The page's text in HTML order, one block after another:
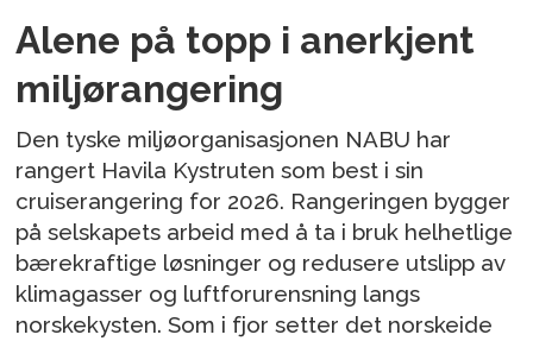
Alene på topp i anerkjent
miljørangering
Den tyske miljøorganisasjonen NABU har
rangert Havila Kystruten som best i sin
cruiserangering for 2026. Rangeringen bygger
på selskapets arbeid med å ta i bruk helhetlige
bærekraftige løsninger og redusere utslipp av
klimagasser og luftforurensning langs
norskekysten. Som i fjor setter det norskeide